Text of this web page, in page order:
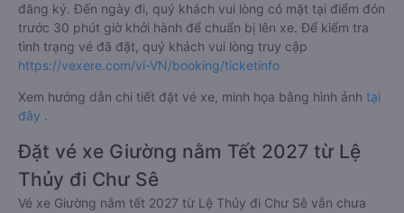
đăng ký. Đến ngày đi, quý khách vui lòng có mặt tại điểm đón
trước 30 phút giờ khởi hành để chuẩn bị lên xe. Để kiểm tra
tình trạng vé đã đặt, quý khách vui lòng truy cập
https://vexere.com/vi-VN/booking/ticketinfo
Xem hướng dẫn chi tiết đặt vé xe, minh họa bằng hình ảnh tại
đây .
Đặt vé xe Giường nằm Tết 2027 từ Lệ
Thủy đi Chư Sê
Vé xe Giường nằm tết 2027 từ Lệ Thủy đi Chư Sê vẫn chưa